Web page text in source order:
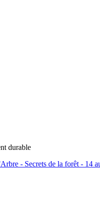
durable
- Secrets de la forêt - 14